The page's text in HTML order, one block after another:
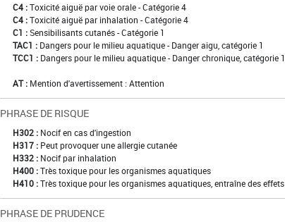
C4 : Toxicité aiguë par voie orale - Catégorie 4
C4 : Toxicité aiguë par inhalation - Catégorie 4
C1 : Sensibilisants cutanés - Catégorie 1
TAC1 : Dangers pour le milieu aquatique - Danger aigu, catégorie 1
TCC1 : Dangers pour le milieu aquatique - Danger chronique, catégorie 1
AT : Mention d'avertissement : Attention
PHRASE DE RISQUE
H302 : Nocif en cas d'ingestion
H317 : Peut provoquer une allergie cutanée
H332 : Nocif par inhalation
H400 : Très toxique pour les organismes aquatiques
H410 : Très toxique pour les organismes aquatiques, entraîne des
PHRASE DE PRUDENCE